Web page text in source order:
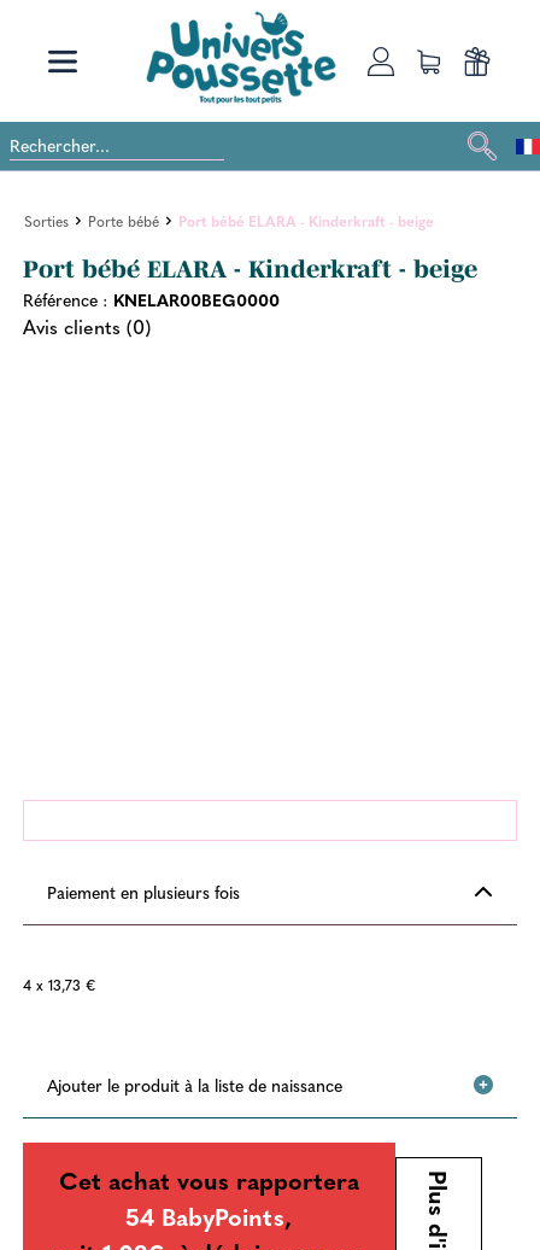
Sorties Porte bébé Port bébé ELARA - Kinderkraft - beige
Port bébé ELARA - Kinderkraft - beige
Référence : KNELAR00BEG0000
Avis clients (0)
Paiement en plusieurs fois
4 x 13,73 €
Ajouter le produit à la liste de naissance
Cet achat vous rapportera
54 BabyPoints,